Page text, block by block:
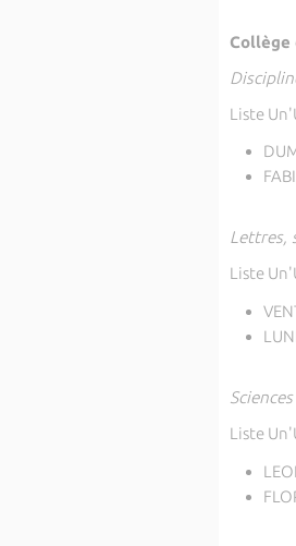
Collège
Liste
Lettres,
Liste
Liste